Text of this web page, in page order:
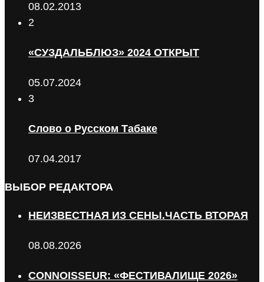
08.02.2013
2
«СУЗДАЛЬБЛЮЗ» 2024 ОТКРЫТ
05.07.2024
3
Слово о Русском Табаке
07.04.2017
ВЫБОР РЕДАКТОРА
НЕИЗВЕСТНАЯ ИЗ СЕНЫ.ЧАСТЬ ВТОРАЯ
08.08.2026
CONNOISSEUR: «ФЕСТИВАЛИЩЕ 2026»